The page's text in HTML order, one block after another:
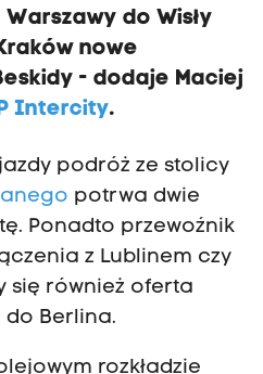
do Wisły
nowe
- dodaje Maciej
Intercity.
podróż ze stolicy
potrwa dwie
Ponadto przewoźnik
z Lublinem czy
się również oferta
Berlina.
rozkładzie